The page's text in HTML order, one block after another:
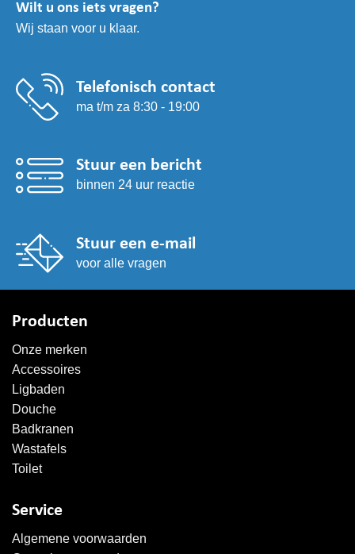
Wilt u ons iets vragen?
Wij staan voor u klaar.
Telefonisch contact
ma t/m za 8:30 - 19:00
Stuur een bericht
binnen 24 uur reactie
Stuur een e-mail
voor alle vragen
Producten
Onze merken
Accessoires
Ligbaden
Douche
Badkranen
Wastafels
Toilet
Service
Algemene voorwaarden